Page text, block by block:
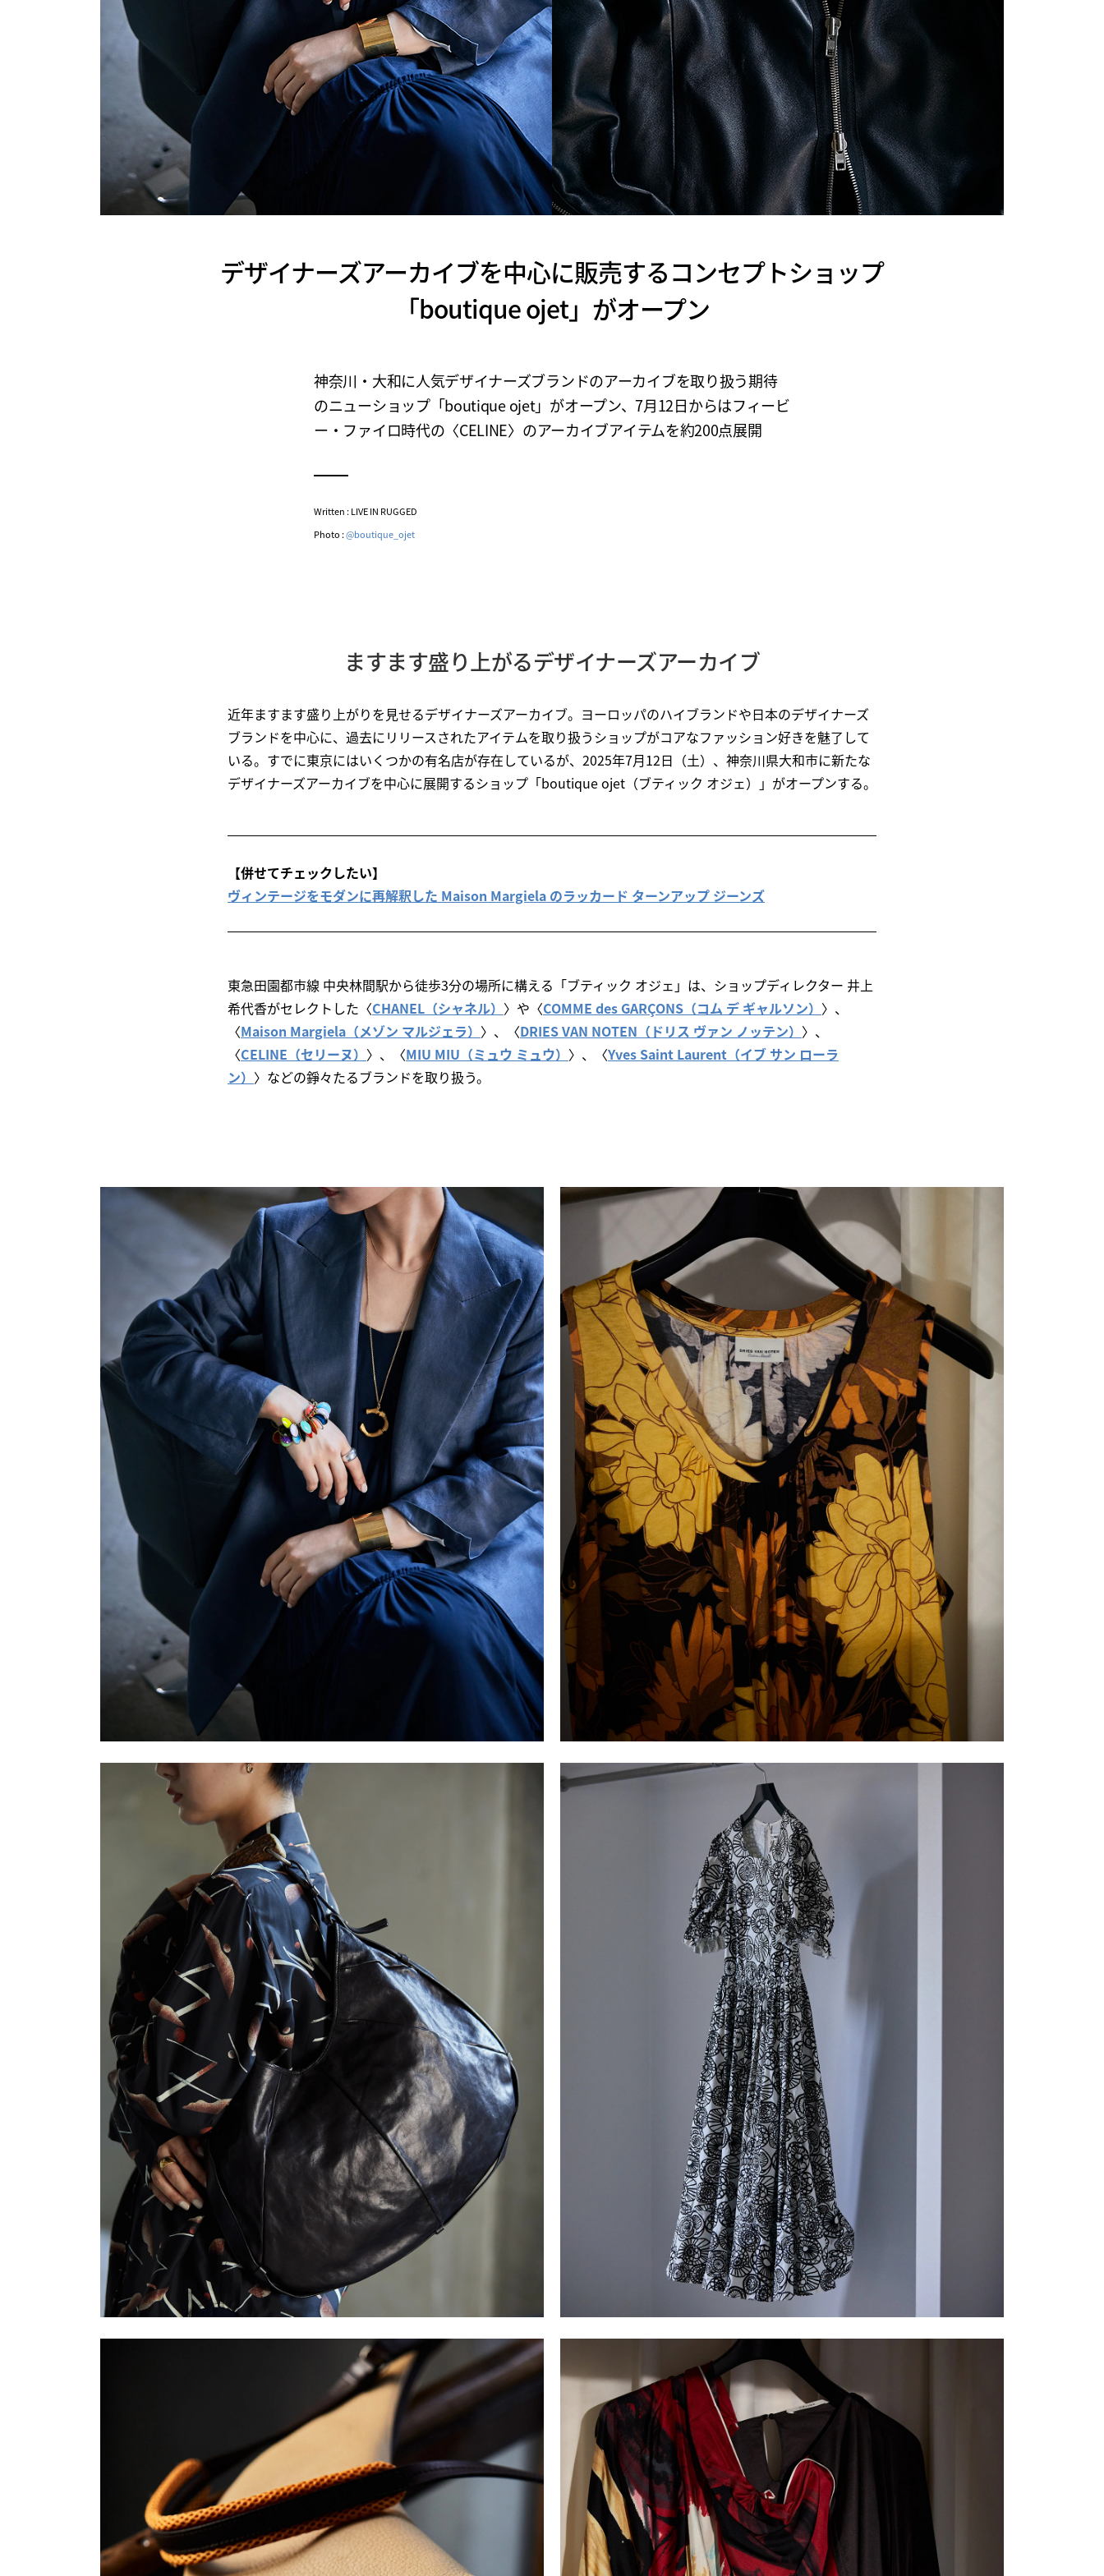
デザイナーズアーカイブを中心に販売するコンセプトショップ
「boutique ojet」がオープン
神奈川・大和に人気デザイナーズブランドのアーカイブを取り扱う期待
のニューショップ「boutique ojet」がオープン、7月12日からはフィービ
ー・ファイロ時代の〈CELINE〉のアーカイブアイテムを約200点展開
Written : LIVE IN RUGGED
Photo :@boutique_ojet
ますます盛り上がるデザイナーズアーカイブ
近年ますます盛り上がりを見せるデザイナーズアーカイブ。ヨーロッパのハイブランドや日本のデザイナーズ
ブランドを中心に、過去にリリースされたアイテムを取り扱うショップがコアなファッション好きを魅了して
いる。すでに東京にはいくつかの有名店が存在しているが、2025年7月12日（土）、神奈川県大和市に新たな
デザイナーズアーカイブを中心に展開するショップ「boutique ojet（ブティック オジェ）」がオープンする。
【併せてチェックしたい】
ヴィンテージをモダンに再解釈した Maison Margiela のラッカード ターンアップ ジーンズ
東急田園都市線 中央林間駅から徒歩3分の場所に構える「ブティック オジェ」は、ショップディレクター 井上
希代香がセレクトした〈CHANEL（シャネル） 〉や〈COMME des GARÇONS（コム デ ギャルソン） 〉、
〈Maison Margiela（メゾン マルジェラ） 〉、〈DRIES VAN NOTEN（ドリス ヴァン ノッテン） 〉、
〈CELINE（セリーヌ） 〉、〈MIU MIU（ミュウ ミュウ） 〉、〈Yves Saint Laurent（イブ サン ローラ
ン） 〉などの錚々たるブランドを取り扱う。